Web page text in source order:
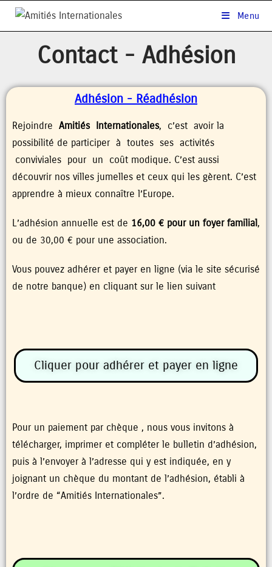
Menu
Contact - Adhésion
Adhésion - Réadhésion
Rejoindre Amitiés Internationales, c’est avoir la
possibilité de participer à toutes ses activités
conviviales pour un coût modique. C’est aussi
découvrir nos villes jumelles et ceux qui les gèrent. C’est
apprendre à mieux connaître l’Europe.
L’adhésion annuelle est de 16,00 € pour un foyer familial,
ou de 30,00 € pour une association.
Vous pouvez adhérer et payer en ligne (via le site sécurisé
de notre banque) en cliquant sur le lien suivant
Cliquer pour adhérer et payer en ligne
Pour un paiement par chèque , nous vous invitons à
télécharger, imprimer et compléter le bulletin d’adhésion,
puis à l’envoyer à l’adresse qui y est indiquée, en y
joignant un chèque du montant de l’adhésion, établi à
l’ordre de “Amitiés Internationales”.